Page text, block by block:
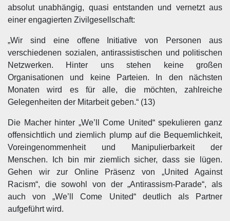
absolut unabhängig, quasi entstanden und vernetzt aus
einer engagierten Zivilgesellschaft:
„Wir sind eine offene Initiative von Personen aus
verschiedenen sozialen, antirassistischen und politischen
Netzwerken. Hinter uns stehen keine großen
Organisationen und keine Parteien. In den nächsten
Monaten wird es für alle, die möchten, zahlreiche
Gelegenheiten der Mitarbeit geben.“ (13)
Die Macher hinter „We’ll Come United“ spekulieren ganz
offensichtlich und ziemlich plump auf die Bequemlichkeit,
Voreingenommenheit und Manipulierbarkeit der
Menschen. Ich bin mir ziemlich sicher, dass sie lügen.
Gehen wir zur Online Präsenz von „United Against
Racism“, die sowohl von der „Antirassism-Parade“, als
auch von „We’ll Come United“ deutlich als Partner
aufgeführt wird.